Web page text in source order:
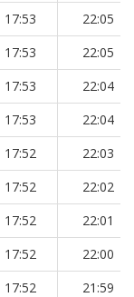
17:53
22:05
17:53
22:05
17:53
22:04
17:53
22:04
17:52
22:03
17:52
22:02
17:52
22:01
17:52
22:00
17:52
21:59